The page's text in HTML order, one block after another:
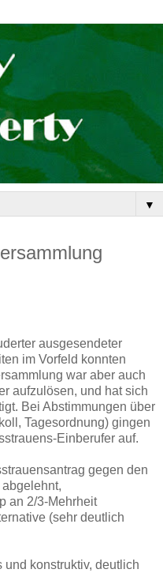
▼
ausgesendeter
im Vorfeld konnten
war aber auch
aufzulösen, und hat sich
Bei Abstimmungen über
Tagesordnung) gingen
Einberufer auf.
gegen den
an 2/3-Mehrheit
(sehr deutlich
konstruktiv, deutlich